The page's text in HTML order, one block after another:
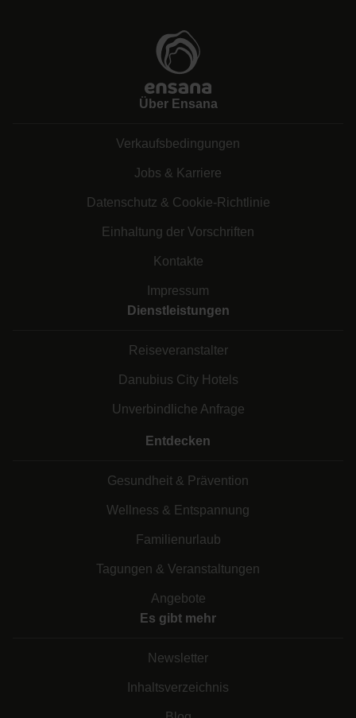
Über Ensana
Verkaufsbedingungen
Jobs & Karriere
Datenschutz & Cookie-Richtlinie
Einhaltung der Vorschriften
Kontakte
Impressum
Dienstleistungen
Reiseveranstalter
Danubius City Hotels
Unverbindliche Anfrage
Entdecken
Gesundheit & Prävention
Wellness & Entspannung
Familienurlaub
Tagungen & Veranstaltungen
Angebote
Es gibt mehr
Newsletter
Inhaltsverzeichnis